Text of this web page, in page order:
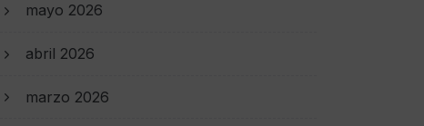
mayo 2026
abril 2026
marzo 2026